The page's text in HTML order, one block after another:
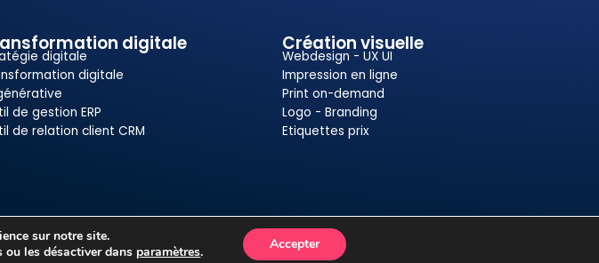
digitale
digitale
digitale
de gestion ERP
de relation client CRM
Création visuelle
Webdesign - UX UI
Impression en ligne
Print on-demand
Logo - Branding
Etiquettes prix
confidentialité
sur notre site.
les désactiver dans paramètres. Accepter